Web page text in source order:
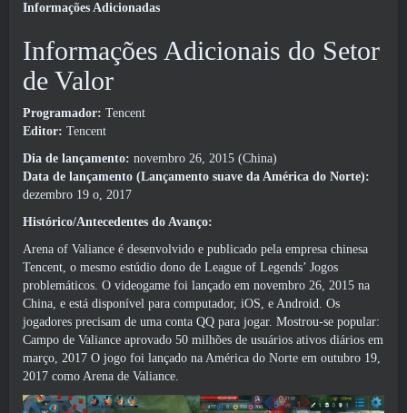
Informações Adicionadas
Informações Adicionais do Setor
de Valor
Programador: Tencent
Editor: Tencent
Dia de lançamento: novembro 26, 2015 (China)
Data de lançamento (Lançamento suave da América do Norte):
dezembro 19 o, 2017
Histórico/Antecedentes do Avanço:
Arena of Valiance é desenvolvido e publicado pela empresa chinesa
Tencent, o mesmo estúdio dono de League of Legends’ Jogos
problemáticos. O videogame foi lançado em novembro 26, 2015 na
China, e está disponível para computador, iOS, e Android. Os
jogadores precisam de uma conta QQ para jogar. Mostrou-se popular:
Campo de Valiance aprovado 50 milhões de usuários ativos diários em
março, 2017 O jogo foi lançado na América do Norte em outubro 19,
2017 como Arena de Valiance.